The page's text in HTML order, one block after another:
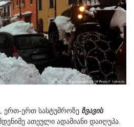
ერთ-ერთ სასტუმროზე ზვავის
ათეული ადამიანი დაიღუპა.